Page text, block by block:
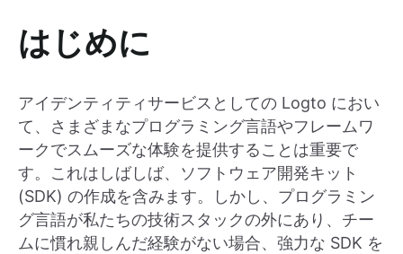
はじめに
アイデンティティサービスとしての Logto におい
て、さまざまなプログラミング言語やフレームワ
ークでスムーズな体験を提供することは重要で
す。これはしばしば、ソフトウェア開発キット
(SDK) の作成を含みます。しかし、プログラミン
グ言語が私たちの技術スタックの外にあり、チー
ムに慣れ親しんだ経験がない場合、強力な SDK を